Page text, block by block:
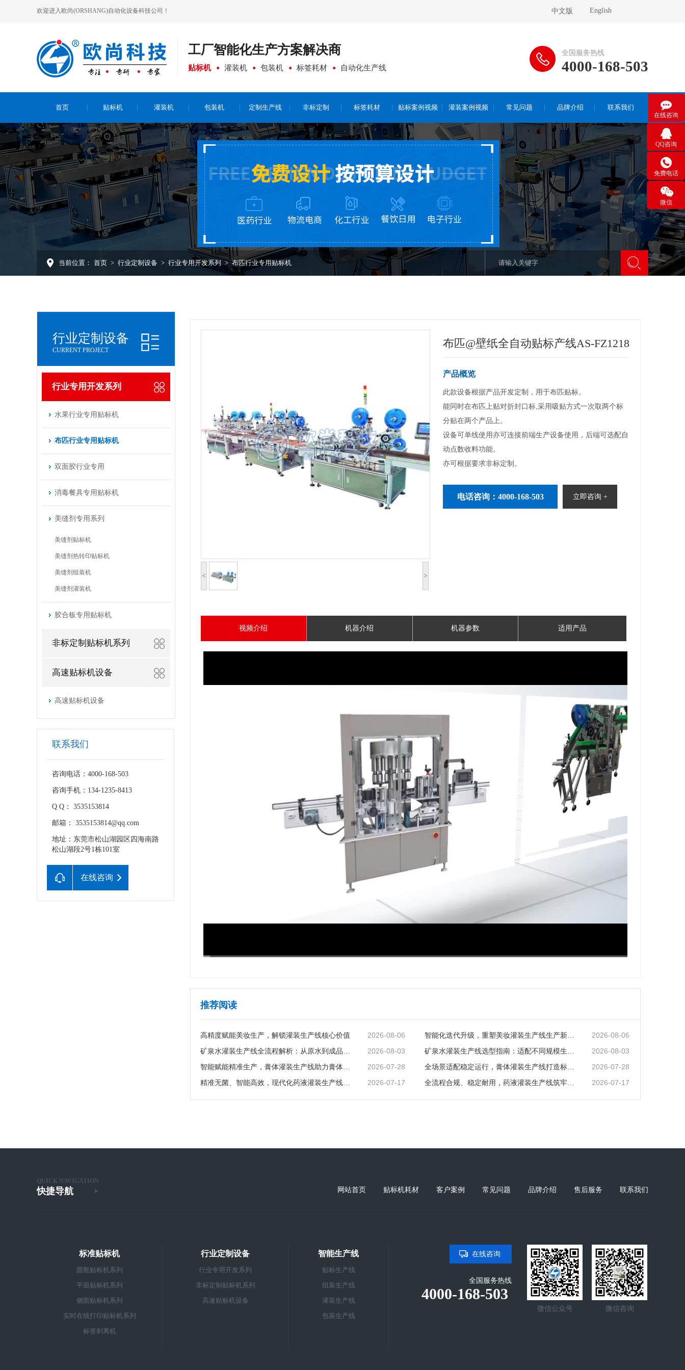
欢迎进入欧尚(ORSHANG)自动化设备科技公司！ 中文版 English
工厂智能化生产方案解决商
贴标机 灌装机 包装机 标签耗材 自动化生产线
全国服务热线
4000-168-503
首页 贴标机 灌装机 包装机 定制生产线 非标定制 标签耗材 贴标案例视频 灌装案例视频 常见问题 品牌介绍 联系我们
当前位置： 首页 > 行业定制设备 > 行业专用开发系列 > 布匹行业专用贴标机
行业定制设备
CURRENT PROJECT
行业专用开发系列
水果行业专用贴标机
布匹行业专用贴标机
双面胶行业专用
消毒餐具专用贴标机
美缝剂专用系列
美缝剂贴标机
美缝剂热转印贴标机
美缝剂组装机
美缝剂灌装机
胶合板专用贴标机
非标定制贴标机系列
高速贴标机设备
高速贴标机设备
联系我们
咨询电话：4000-168-503
咨询手机：134-1235-8413
Q Q： 3535153814
邮箱： 3535153814@qq.com
地址：东莞市松山湖园区四海南路
松山湖段2号1栋101室
在线咨询
< >
布匹@壁纸全自动贴标产线AS-FZ1218
产品概览
此款设备根据产品开发定制，用于布匹贴标。
能同时在布匹上贴对折封口标,采用吸贴方式一次取两个标
分贴在两个产品上。
设备可单线使用亦可连接前端生产设备使用，后端可选配自
动点数收料功能。
亦可根据要求非标定制。
电话咨询：4000-168-503 立即咨询 +
视频介绍 机器介绍 机器参数 适用产品
推荐阅读
高精度赋能美妆生产，解锁灌装生产线核心价值 2026-08-06 智能化迭代升级，重塑美妆灌装生产线生产新范式 2026-08-06
矿泉水灌装生产线全流程解析：从原水到成品的品质守护 2026-08-03 矿泉水灌装生产线选型指南：适配不同规模生产的核心逻辑 2026-08-03
智能赋能精准生产，膏体灌装生产线助力膏体行业提质增效 2026-07-28 全场景适配稳定运行，膏体灌装生产线打造标准化灌装新体系 2026-07-28
精准无菌、智能高效，现代化药液灌装生产线赋能制药行业升级 2026-07-17 全流程合规、稳定耐用，药液灌装生产线筑牢药液生产品质防线 2026-07-17
QUICK NAVIGATION
快捷导航 网站首页 贴标机耗材 客户案例 常见问题 品牌介绍 售后服务 联系我们
标准贴标机
圆瓶贴标机系列
平面贴标机系列
侧面贴标机系列
实时在线打印贴标机系列
标签剥离机
行业定制设备
行业专用开发系列
非标定制贴标机系列
高速贴标机设备
智能生产线
贴标生产线
组装生产线
灌装生产线
包装生产线
在线咨询
全国服务热线
4000-168-503
微信公众号 微信咨询

在线咨询

QQ咨询

免费电话

微信